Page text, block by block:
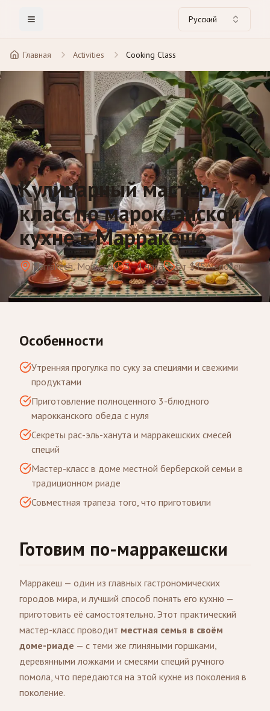
Toggle Menu Русский
Главная Activities Cooking Class
Кулинарный мастер-
класс по марокканской
кухне в Марракеше
Marrakech, Morocco 3–4 часа От $45/человек
Особенности
Утренняя прогулка по суку за специями и свежими
продуктами
Приготовление полноценного 3-блюдного
марокканского обеда с нуля
Секреты рас-эль-ханута и марракешских смесей
специй
Мастер-класс в доме местной берберской семьи в
традиционном риаде
Совместная трапеза того, что приготовили
Готовим по-марракешски
Марракеш — один из главных гастрономических
городов мира, и лучший способ понять его кухню —
приготовить её самостоятельно. Этот практический
мастер-класс проводит местная семья в своём
доме-риаде — с теми же глиняными горшками,
деревянными ложками и смесями специй ручного
помола, что передаются на этой кухне из поколения в
поколение.